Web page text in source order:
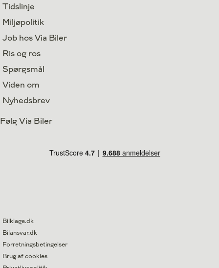
Tidslinje
Miljøpolitik
Job hos Via Biler
Ris og ros
Spørgsmål
Viden om
Nyhedsbrev
Følg Via Biler
Bilklage.dk
Bilansvar.dk
Forretningsbetingelser
Brug af cookies